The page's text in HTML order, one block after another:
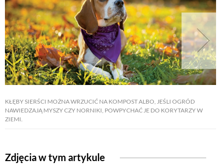
KŁĘBY SIERŚCI MOŻNA WRZUCIĆ NA KOMPOST ALBO, JEŚLI OGRÓD
NAWIEDZAJĄ MYSZY CZY NORNIKI, POWPYCHAĆ JE DO KORYTARZY W
ZIEMI.
Zdjęcia w tym artykule